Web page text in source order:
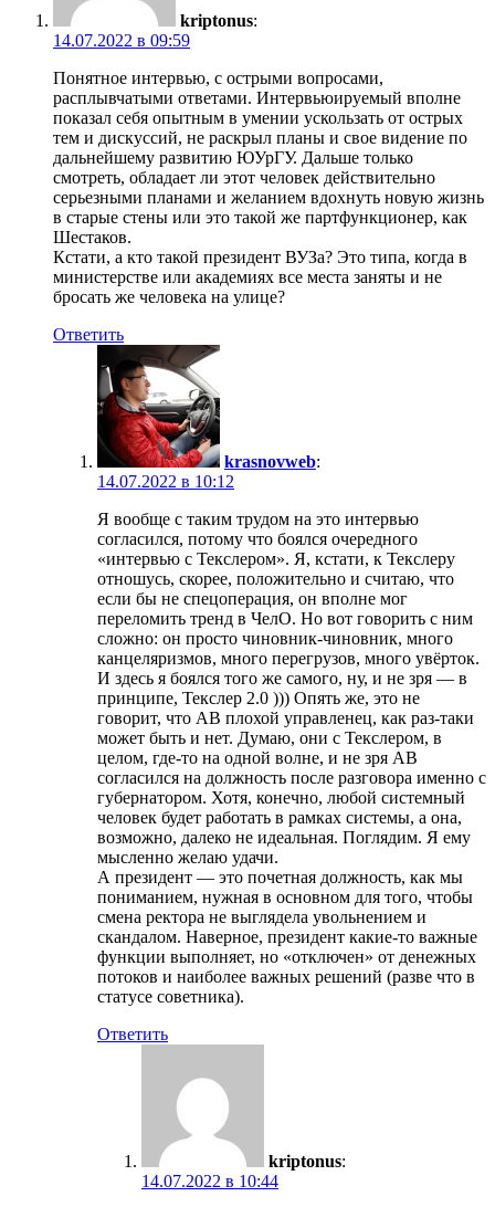
kriptonus:
14.07.2022 в 09:59
Понятное интервью, с острыми вопросами,
расплывчатыми ответами. Интервьюируемый вполне
показал себя опытным в умении ускользать от острых
тем и дискуссий, не раскрыл планы и свое видение по
дальнейшему развитию ЮУрГУ. Дальше только
смотреть, обладает ли этот человек действительно
серьезными планами и желанием вдохнуть новую жизнь
в старые стены или это такой же партфункционер, как
Шестаков.
Кстати, а кто такой президент ВУЗа? Это типа, когда в
министерстве или академиях все места заняты и не
бросать же человека на улице?
Ответить
krasnovweb:
14.07.2022 в 10:12
Я вообще с таким трудом на это интервью
согласился, потому что боялся очередного
«интервью с Текслером». Я, кстати, к Текслеру
отношусь, скорее, положительно и считаю, что
если бы не спецоперация, он вполне мог
переломить тренд в ЧелО. Но вот говорить с ним
сложно: он просто чиновник-чиновник, много
канцеляризмов, много перегрузов, много увёрток.
И здесь я боялся того же самого, ну, и не зря — в
принципе, Текслер 2.0 ))) Опять же, это не
говорит, что АВ плохой управленец, как раз-таки
может быть и нет. Думаю, они с Текслером, в
целом, где-то на одной волне, и не зря АВ
согласился на должность после разговора именно с
губернатором. Хотя, конечно, любой системный
человек будет работать в рамках системы, а она,
возможно, далеко не идеальная. Поглядим. Я ему
мысленно желаю удачи.
А президент — это почетная должность, как мы
пониманием, нужная в основном для того, чтобы
смена ректора не выглядела увольнением и
скандалом. Наверное, президент какие-то важные
функции выполняет, но «отключен» от денежных
потоков и наиболее важных решений (разве что в
статусе советника).
Ответить
kriptonus:
14.07.2022 в 10:44